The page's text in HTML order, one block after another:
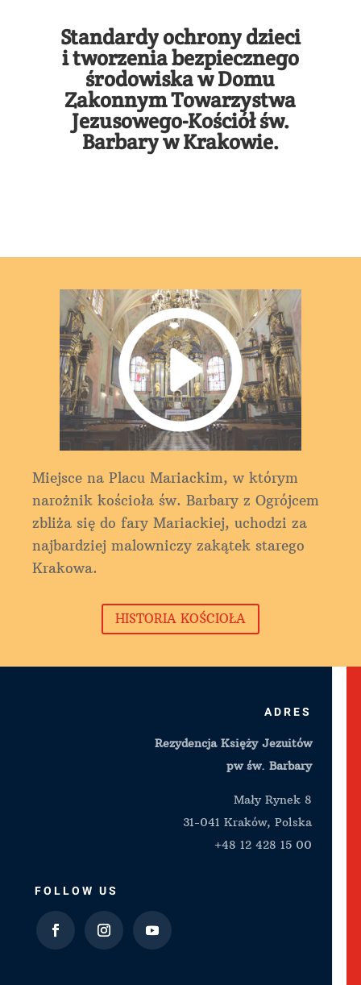
Standardy ochrony dzieci
i tworzenia bezpiecznego
środowiska w Domu
Zakonnym Towarzystwa
Jezusowego-Kościół św.
Barbary w Krakowie.
Miejsce na Placu Mariackim, w którym
narożnik kościoła św. Barbary z Ogrójcem
zbliża się do fary Mariackiej, uchodzi za
najbardziej malowniczy zakątek starego
Krakowa.
HISTORIA KOŚCIOŁA
ADRES
Rezydencja Księży Jezuitów
pw św. Barbary
Mały Rynek 8
31-041 Kraków, Polska
+48 12 428 15 00
FOLLOW US